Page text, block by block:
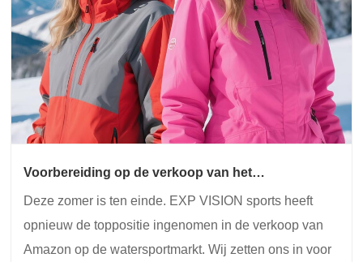
Voorbereiding op de verkoop van het
Deze zomer is ten einde. EXP VISION sports heeft
opnieuw de toppositie ingenomen in de verkoop van
Amazon op de watersportmarkt. Wij zetten ons in voor